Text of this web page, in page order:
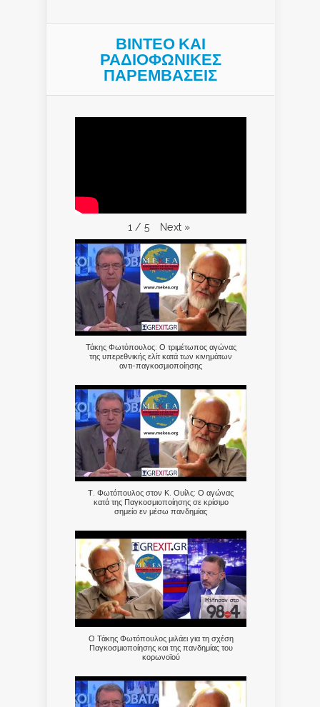
ΒΙΝΤΕΟ ΚΑΙ
ΡΑΔΙΟΦΩΝΙΚΕΣ
ΠΑΡΕΜΒΑΣΕΙΣ
1 / 5 Next »
Τάκης Φωτόπουλος: Ο τριμέτωπος αγώνας
της υπερεθνικής ελίτ κατά των κινημάτων
αντι-παγκοσμιοποίησης
Τ. Φωτόπουλος στον Κ. Ουίλς: Ο αγώνας
κατά της Παγκοσμιοποίησης σε κρίσιμο
σημείο εν μέσω πανδημίας
Ο Τάκης Φωτόπουλος μιλάει για τη σχέση
Παγκοσμιοποίησης και της πανδημίας του
κορωνοϊού